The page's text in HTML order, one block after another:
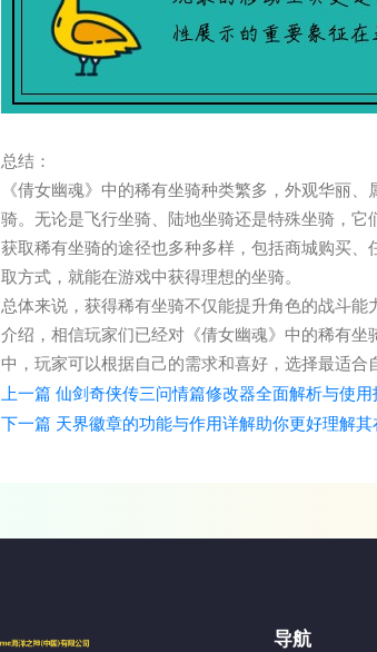
总结：
《倩女幽魂》中的稀有坐骑种类繁多，外观华丽
骑。无论是飞行坐骑、陆地坐骑还是特殊坐骑，它
获取稀有坐骑的途径也多种多样，包括商城购买
取方式，就能在游戏中获得理想的坐骑。
总体来说，获得稀有坐骑不仅能提升角色的战斗
介绍，相信玩家们已经对《倩女幽魂》中的稀有
中，玩家可以根据自己的需求和喜好，选择最适合
上一篇 仙剑奇侠传三问情篇修改器全面解析与使
下一篇 天界徽章的功能与作用详解助你更好理解
导航